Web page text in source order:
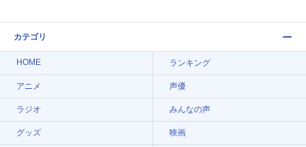
カテゴリ
HOME ランキング
アニメ 声優
ラジオ みんなの声
グッズ 映画